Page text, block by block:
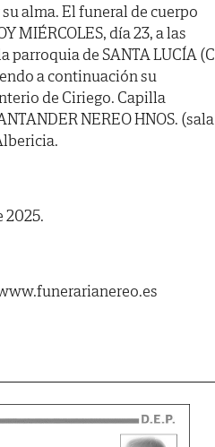
alma. El funeral de cuerpo
MIÉRCOLES, día 23, a las
parroquia de SANTA LUCÍA
a continuación su
de Ciriego. Capilla
NEREO HNOS. (sala
2025.